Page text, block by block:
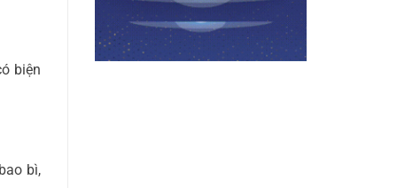
biện
bì,